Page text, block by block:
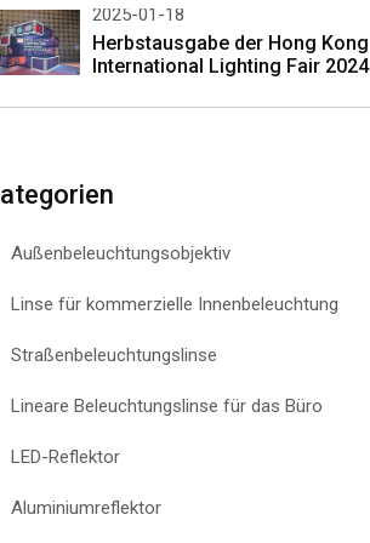
2025-01-18
Herbstausgabe der Hong Kong
International Lighting Fair 2024
Außenbeleuchtungsobjektiv
Linse für kommerzielle Innenbeleuchtung
Straßenbeleuchtungslinse
Lineare Beleuchtungslinse für das Büro
LED-Reflektor
Aluminiumreflektor